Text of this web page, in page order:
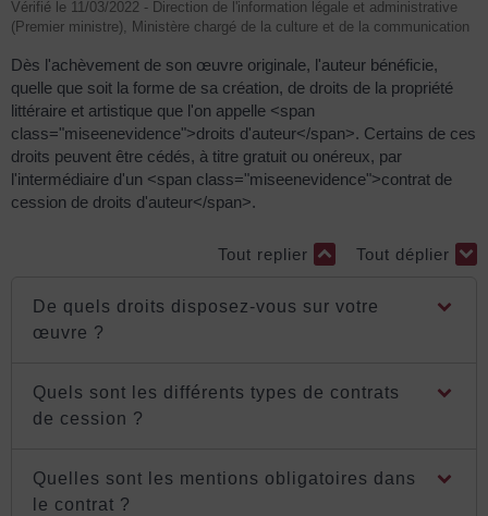
Vérifié le 11/03/2022 - Direction de l'information légale et administrative
(Premier ministre), Ministère chargé de la culture et de la communication
Dès l'achèvement de son œuvre originale, l'auteur bénéficie,
quelle que soit la forme de sa création, de droits de la propriété
littéraire et artistique que l'on appelle <span
class="miseenevidence">droits d'auteur</span>. Certains de ces
droits peuvent être cédés, à titre gratuit ou onéreux, par
l'intermédiaire d'un <span class="miseenevidence">contrat de
cession de droits d'auteur</span>.
Tout replier Tout déplier
De quels droits disposez-vous sur votre
œuvre ?
Quels sont les différents types de contrats
de cession ?
Quelles sont les mentions obligatoires dans
le contrat ?